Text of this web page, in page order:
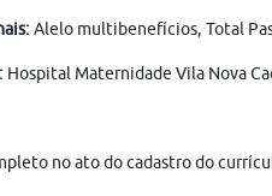
Alelo multibenefícios, Total
Hospital Maternidade Vila Nova
no ato do cadastro do